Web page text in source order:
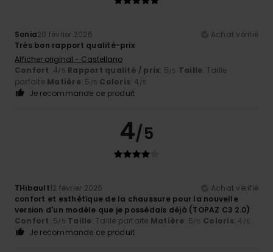
Sonia20 février 2026
Achat vérifié
Très bon rapport qualité-prix
Afficher original - Castellano
Confort: 4 /5 Rapport qualité / prix: 5 /5 Taille: Taille
parfaite Matière: 5 /5 Coloris: 4 /5
Je recommande ce produit
4/5
THibault12 février 2026
Achat vérifié
confort et esthétique de la chaussure pour la nouvelle
version d'un modèle que je possédais déjà (TOPAZ C3 2.0)
Confort: 5 /5 Taille: Taille parfaite Matière: 5 /5 Coloris: 4 /5
Je recommande ce produit